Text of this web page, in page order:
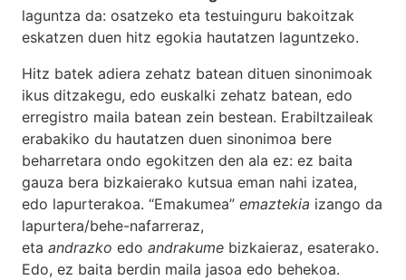
laguntza da: osatzeko eta testuinguru bakoitzak
eskatzen duen hitz egokia hautatzen laguntzeko.
Hitz batek adiera zehatz batean dituen sinonimoak
ikus ditzakegu, edo euskalki zehatz batean, edo
erregistro maila batean zein bestean. Erabiltzaileak
erabakiko du hautatzen duen sinonimoa bere
beharretara ondo egokitzen den ala ez: ez baita
gauza bera bizkaierako kutsua eman nahi izatea,
edo lapurterakoa. “Emakumea” emaztekia izango da
lapurtera/behe-nafarreraz,
eta andrazko edo andrakume bizkaieraz, esaterako.
Edo, ez baita berdin maila jasoa edo behekoa.